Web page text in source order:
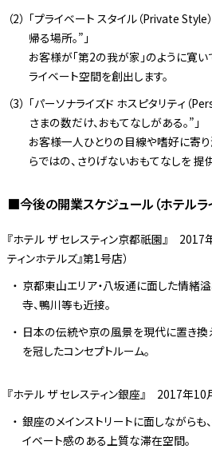
「プライベート スタイル（Private Style
帰る場所。”」
お客様が「第2の我が家」のように寛
ライベート空間を創出します。
「パーソナライズド ホスピタリティ（
さまの数だけ、おもてなしがある。”」
お客様一人ひとりの目線や嗜好に寄
らではの、さりげないおもてなしを 提
■今後の開業スケジュール（ホテルラ
『ホテル ザ セレスティン京都祇園』 2017
ティンホテルズ』第1号店）
京都東山エリア・八坂通に面した情緒
寺、鴨川等も近接。
日本の伝統や京の風景を現代に置き換え
を冠したコンセプトルーム。
『ホテル ザ セレスティン銀座』 2017年10
銀座のメインストリートに面しながら
イベート感のある上質な滞在空間。